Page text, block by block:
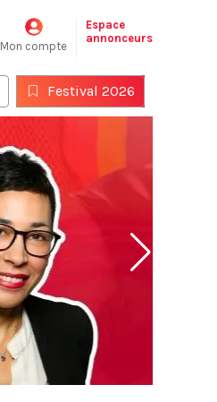
Mon compte
Espace
annonceurs
Festival 2026